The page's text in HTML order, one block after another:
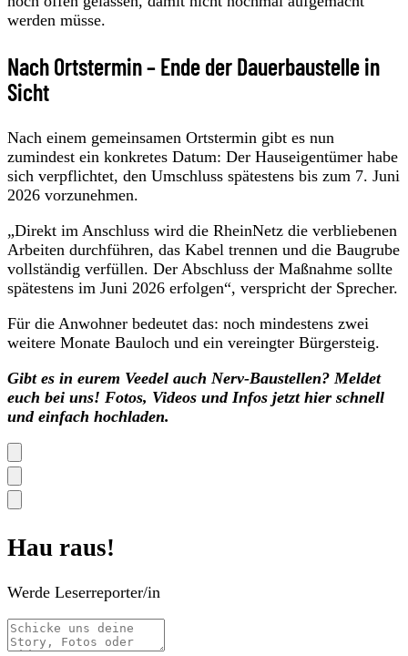
werden müsse.
Nach Ortstermin – Ende der Dauerbaustelle in
Sicht
Nach einem gemeinsamen Ortstermin gibt es nun
zumindest ein konkretes Datum: Der Hauseigentümer habe
sich verpflichtet, den Umschluss spätestens bis zum 7. Juni
2026 vorzunehmen.
„Direkt im Anschluss wird die RheinNetz die verbliebenen
Arbeiten durchführen, das Kabel trennen und die Baugrube
vollständig verfüllen. Der Abschluss der Maßnahme sollte
spätestens im Juni 2026 erfolgen“, verspricht der Sprecher.
Für die Anwohner bedeutet das: noch mindestens zwei
weitere Monate Bauloch und ein vereingter Bürgersteig.
Gibt es in eurem Veedel auch Nerv-Baustellen? Meldet
euch bei uns! Fotos, Videos und Infos jetzt hier schnell
und einfach hochladen.
Hau raus!
Werde Leserreporter/in